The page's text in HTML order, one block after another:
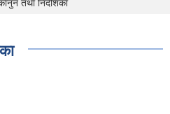
तथा निर्देशिका